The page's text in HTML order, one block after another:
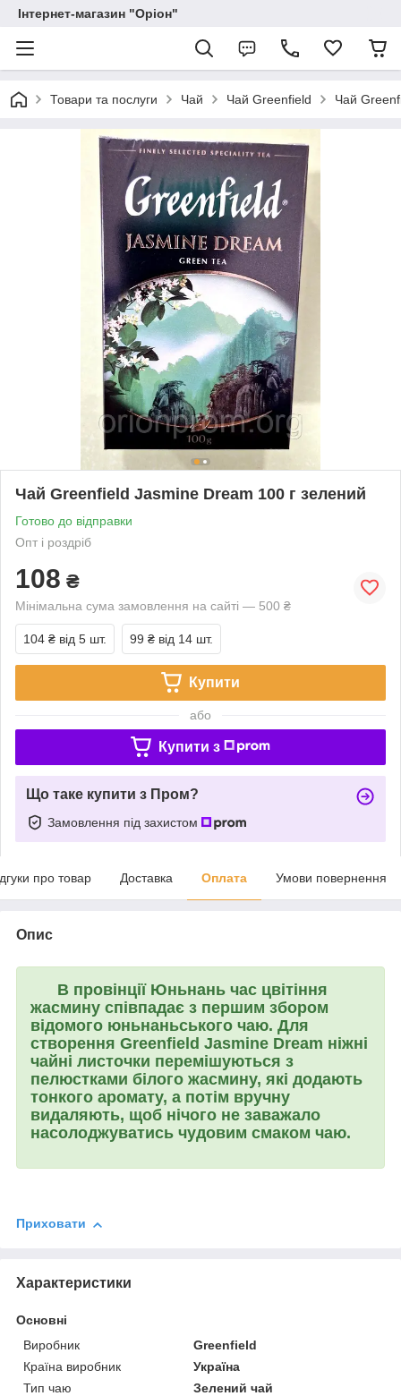
Інтернет-магазин "Оріон"
Товари та послуги Чай Чай Greenfield Чай
Чай Greenfield Jasmine Dream 100 г зелений
Готово до відправки
Опт і роздріб
108 ₴
Мінімальна сума замовлення на сайті — 500 ₴
104 ₴ від 5 шт. 99 ₴ від 14 шт.
Купити
або
Купити з
Що таке купити з Пром?
Замовлення під захистом
про товар Доставка Оплата Умови повернення
Опис
В провінції Юньнань час цвітіння
жасмину співпадає з першим збором
відомого юньнаньського чаю. Для
створення Greenfield Jasmine Dream ніжні
чайні листочки перемішуються з
пелюстками білого жасмину, які додають
тонкого аромату, а потім вручну
видаляють, щоб нічого не заважало
насолоджуватись чудовим смаком чаю.
Приховати
Характеристики
Основні
Виробник
Greenfield
Країна виробник
Україна
Тип чаю
Зелений чай